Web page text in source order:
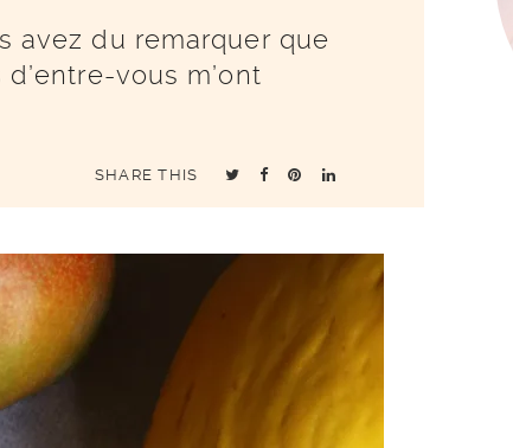
avez du remarquer que
vous m’ont
SHARE THIS